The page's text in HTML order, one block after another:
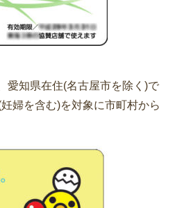
愛知県在住(名古屋市を除く)で
婦を含む)を対象に市町村から